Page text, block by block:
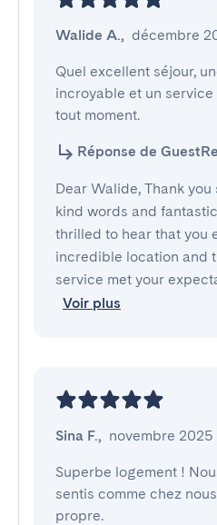
Walide A., décembre
Quel excellent séjour,
incroyable et un
tout moment.
Réponse de
Dear Walide, Thank
kind words and
thrilled to hear that you
incredible location and
service met your
Voir plus
Sina F., novembre 2025
Superbe logement !
sentis comme chez
propre.